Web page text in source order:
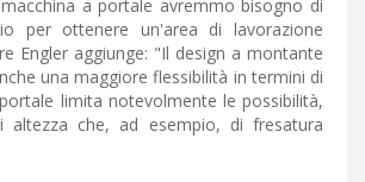
a portale avremmo bisogno di
per ottenere un'area di lavorazione
Engler aggiunge: "Il design a montante
una maggiore flessibilità in termini di
limita notevolmente le possibilità,
altezza che, ad esempio, di fresatura